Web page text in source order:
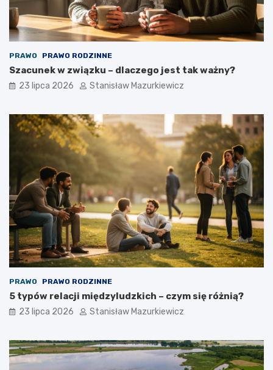
PRAWO PRAWO RODZINNE
Szacunek w związku – dlaczego jest tak ważny?
23 lipca 2026 Stanisław Mazurkiewicz
PRAWO PRAWO RODZINNE
5 typów relacji międzyludzkich – czym się różnią?
23 lipca 2026 Stanisław Mazurkiewicz